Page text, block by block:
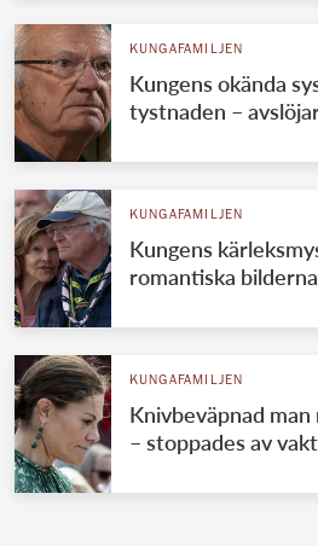
KUNGAFAMILJEN
Kungens okända
tystnaden –
KUNGAFAMILJEN
Kungens
romantiska
KUNGAFAMILJEN
Knivbeväpnad
– stoppades av